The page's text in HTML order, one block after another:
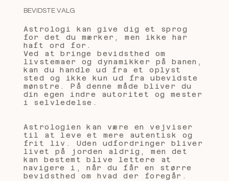
BEVIDSTE VALG
Astrologi kan give dig et sprog
for det du mærker, men ikke har
haft ord for.
Ved at bringe bevidsthed om
livstemaer og dynamikker på banen,
kan du handle ud fra et oplyst
sted og ikke kun ud fra ubevidste
mønstre. På denne måde bliver du
din egen indre autoritet og mester
i selvledelse.
Astrologien kan være en vejviser
til at leve et mere autentisk og
frit liv. Uden udfordringer bliver
livet på jorden aldrig, men det
kan bestemt blive lettere at
navigere i, når du får en større
bevidsthed om hvad der foregår.